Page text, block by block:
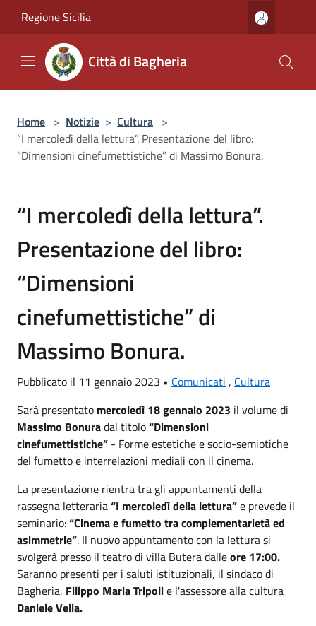
Regione Sicilia
Città di Bagheria
Home > Notizie > Cultura >
“I mercoledì della lettura”. Presentazione del libro:
“Dimensioni cinefumettistiche” di Massimo Bonura.
“I mercoledì della lettura”.
Presentazione del libro:
“Dimensioni
cinefumettistiche” di
Massimo Bonura.
Pubblicato il 11 gennaio 2023 • Comunicati , Cultura
Sarà presentato mercoledì 18 gennaio 2023 il volume di
Massimo Bonuradal titolo“Dimensioni
cinefumettistiche” - Forme estetiche e socio-semiotiche
del fumetto e interrelazioni mediali con il cinema.
La presentazione rientra tra gli appuntamenti della
rassegna letteraria“I mercoledì della lettura”e prevede il
seminario:“Cinema e fumetto tra complementarietà ed
asimmetrie”. Il nuovo appuntamento con la lettura si
svolgerà presso il teatro di villa Butera dalleore 17:00.
Saranno presenti per i saluti istituzionali, il sindaco di
Bagheria, Filippo Maria Tripolie l'assessore alla cultura
Daniele Vella.